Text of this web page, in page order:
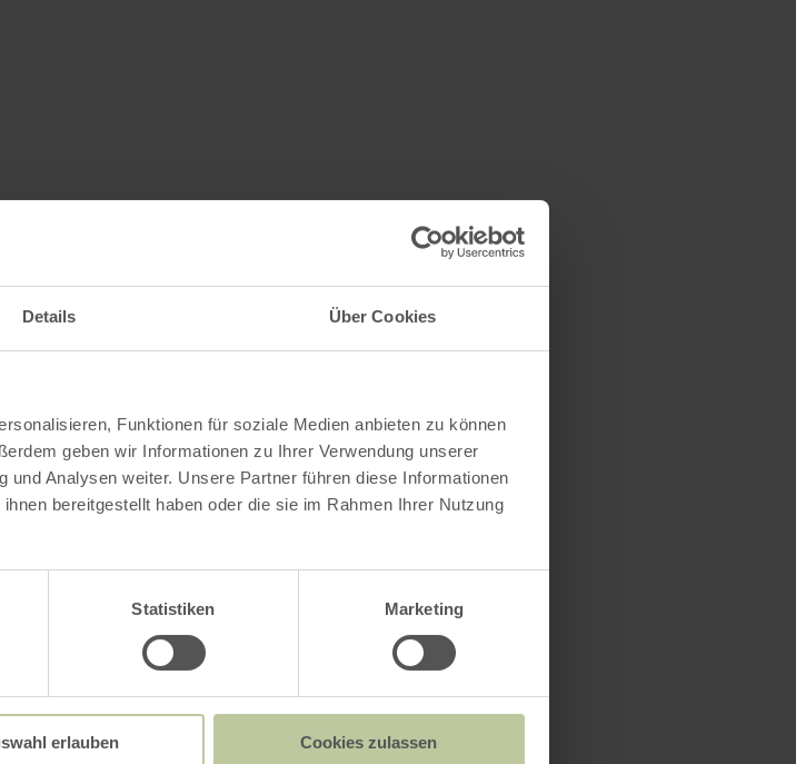
Details Über Cookies
Funktionen für soziale Medien anbieten zu können
geben wir Informationen zu Ihrer Verwendung unserer
Analysen weiter. Unsere Partner führen diese Informationen
bereitgestellt haben oder die sie im Rahmen Ihrer Nutzung
Statistiken Marketing
erlauben Cookies zulassen